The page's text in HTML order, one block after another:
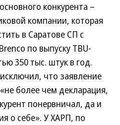
конкурента –
компании, которая
в Саратове СП с
по выпуску TBU-
350 тыс. штук в год.
что заявление
более чем декларация,
понервничал, да и
о себе». У ХАРП, по